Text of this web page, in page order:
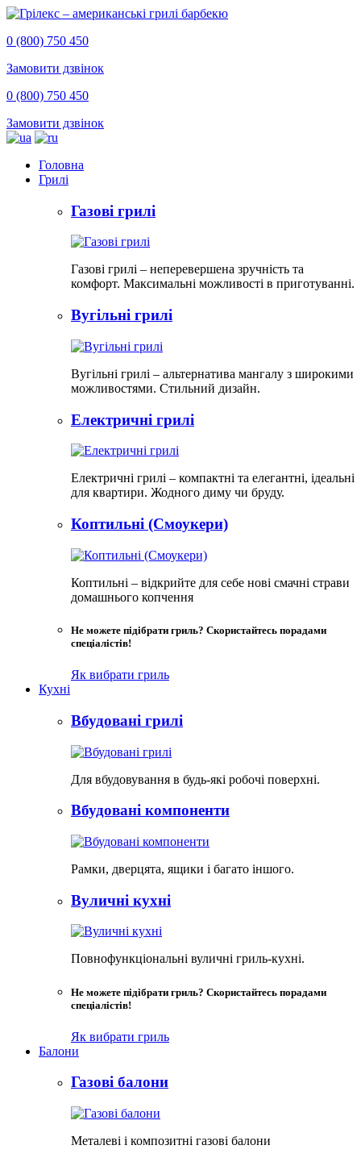
0 (800) 750 450
Замовити дзвінок
0 (800) 750 450
Замовити дзвінок
Головна
Грилі
Газові грилі
Газові грилі – неперевершена зручність та
комфорт. Максимальні можливості в приготуванні.
Вугільні грилі
Вугільні грилі – альтернатива мангалу з широкими
можливостями. Стильний дизайн.
Електричні грилі
Електричні грилі – компактні та елегантні, ідеальні
для квартири. Жодного диму чи бруду.​
Коптильні (Смоукери)
Коптильні – відкрийте для себе нові смачні страви
домашнього копчення
Не можете підібрати гриль? Скористайтесь порадами
спеціалістів!
Як вибрати гриль
Кухні
Вбудовані грилі
Для вбудовування в будь-які робочі поверхні.
Вбудовані компоненти
Рамки, дверцята, ящики і багато іншого.
Вуличні кухні
Повнофункціональні вуличні гриль-кухні.
Не можете підібрати гриль? Скористайтесь порадами
спеціалістів!
Як вибрати гриль
Балони
Газові балони
Металеві і композитні газові балони